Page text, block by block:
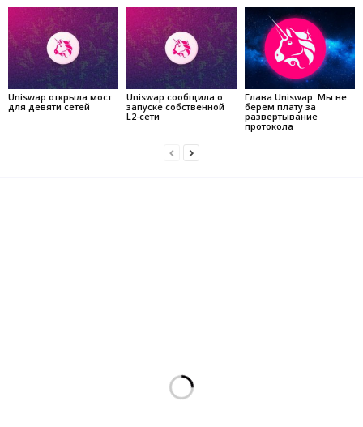
Uniswap открыла мост
для девяти сетей
Uniswap сообщила о
запуске собственной
L2-сети
Глава Uniswap: Мы не
берем плату за
развертывание
протокола